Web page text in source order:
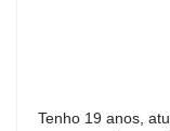
Tenho 19 anos,